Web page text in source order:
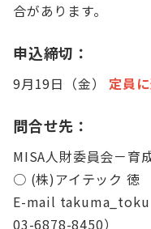
合があります。
申込締切：
9月19日（金）定員
問合せ先：
MISA人財委員会－育
○ (株)アイテック 徳
E-mail takuma_toku
03-6878-8450）